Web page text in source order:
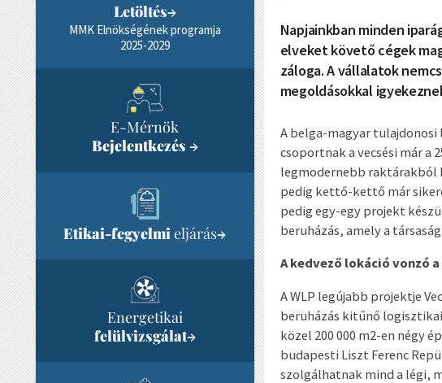
Letöltés→
MMK Elnökségének programja
2025-2029
E-Mérnök
Bejelentkezés →
Etikai-fegyelmieljárás→
Energetikai
felülvizsgálat→
Napjainkban minden
elveket követő cégek
záloga. A vállalatok
megoldásokkal
A belga-magyar tulajdonosi
csoportnak a vecsési már a
legmodernebb raktárakból
pedig kettő-kettő már
pedig egy-egy projekt
beruházás, amely a
A kedvező lokáció vonzó
A WLP legújabb projektje
beruházás kitűnő
közel 200 000 m2-en négy
budapesti Liszt Ferenc
szolgálhatnak mind a légi,